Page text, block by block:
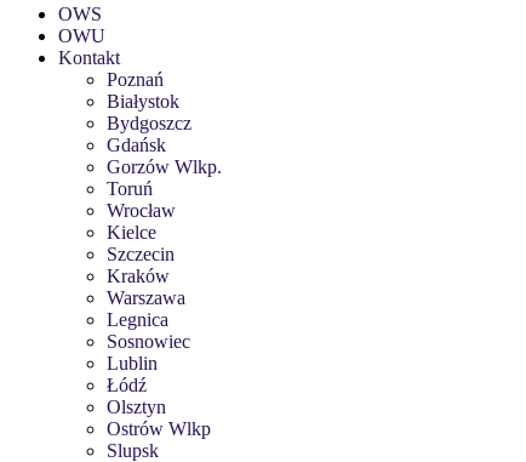
OWS
OWU
Kontakt
Poznań
Białystok
Bydgoszcz
Gdańsk
Gorzów Wlkp.
Toruń
Wrocław
Kielce
Szczecin
Kraków
Warszawa
Legnica
Sosnowiec
Lublin
Łódź
Olsztyn
Ostrów Wlkp
Slupsk